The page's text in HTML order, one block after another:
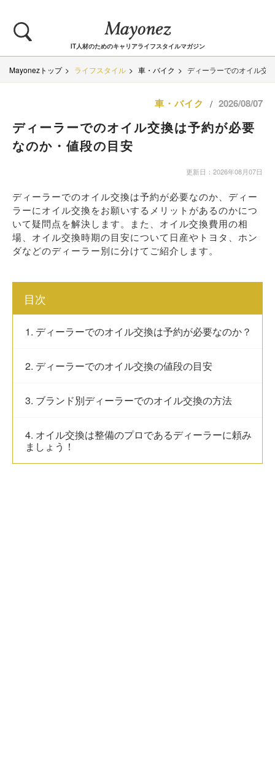
IT人材のためのキャリアライフスタイルマガジン
Mayonezトップ ライフスタイル 車・バイク ディーラーでのオイル交
車・バイク / 2026/08/07
ディーラーでのオイル交換は予約が必要
なのか・値段の目安
更新日：2026年08月07日
ディーラーでのオイル交換は予約が必要なのか、ディー
ラーにオイル交換をお願いするメリットがあるのかにつ
いて疑問点を解決します。また、オイル交換費用の相
場、オイル交換時期の目安について日産やトヨタ、ホン
ダなどのディーラー別に分けてご紹介します。
目次
1. ディーラーでのオイル交換は予約が必要なのか？
2. ディーラーでのオイル交換の値段の目安
3. ブランド別ディーラーでのオイル交換の方法
4. オイル交換は整備のプロであるディーラーに頼み
ましょう！